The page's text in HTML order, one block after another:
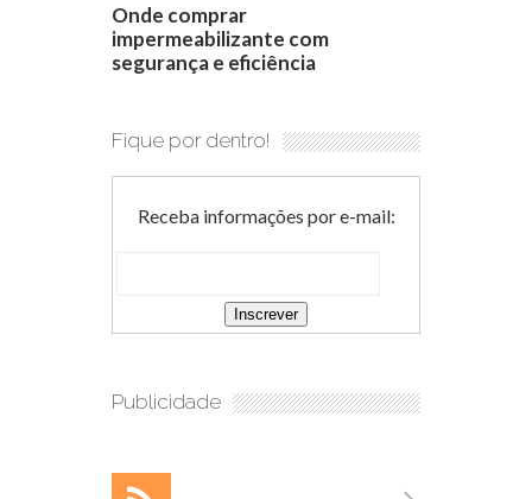
Onde comprar
impermeabilizante com
segurança e eficiência
Fique por dentro!
Receba informações por e-mail:
Publicidade